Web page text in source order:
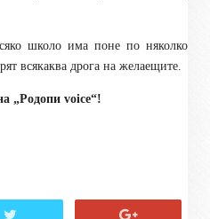
школо има поне по няколко
всякаква дрога на желаещите.
„Родопи voice“!